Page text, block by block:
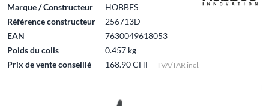
Marque / Constructeur
HOBBES
Référence constructeur
256713D
EAN
7630049618053
Poids du colis
0.457 kg
Prix de vente conseillé
168.90 CHF TVA/TAR incl.